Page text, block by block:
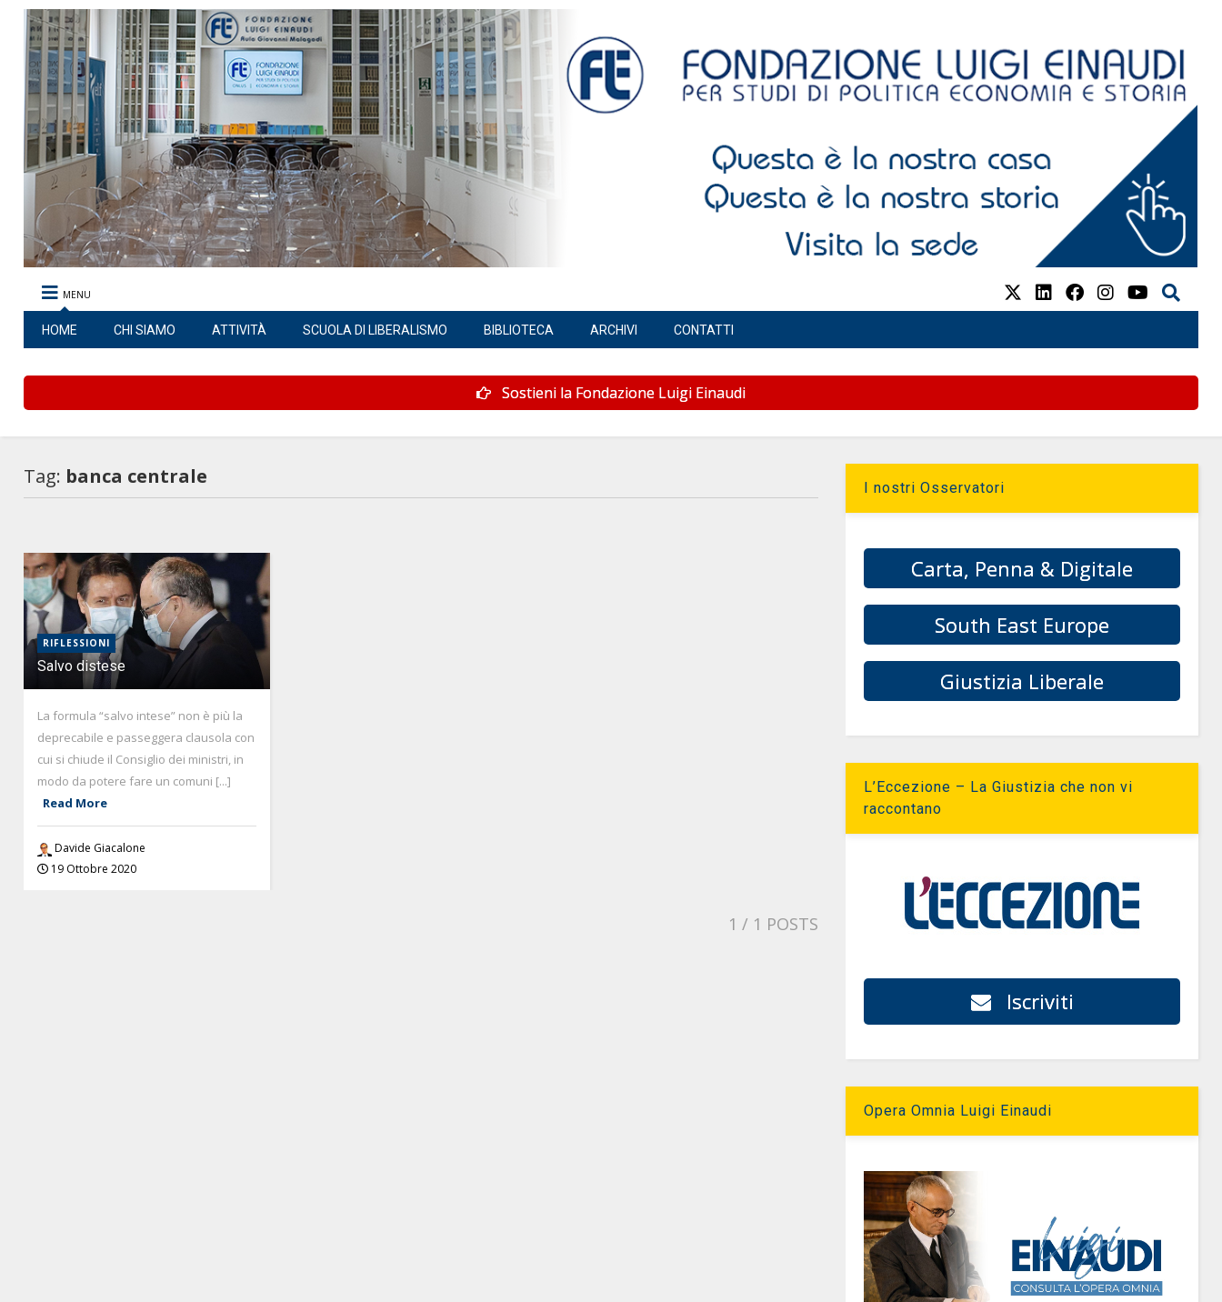
MENU
HOME CHI SIAMO ATTIVITÀ SCUOLA DI LIBERALISMO BIBLIOTECA ARCHIVI CONTATTI
Sostieni la Fondazione Luigi Einaudi
Tag: banca centrale
RIFLESSIONI
Salvo distese
La formula “salvo intese” non è più la
deprecabile e passeggera clausola con
cui si chiude il Consiglio dei ministri, in
modo da potere fare un comuni [...]
Read More
Davide Giacalone
19 Ottobre 2020
1 / 1 POSTS
I nostri Osservatori
Carta, Penna & Digitale
South East Europe
Giustizia Liberale
L’Eccezione – La Giustizia che non vi
raccontano
Iscriviti
Opera Omnia Luigi Einaudi